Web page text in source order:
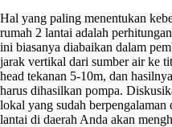
Hal yang paling menentukan
rumah 2 lantai adalah
ini biasanya diabaikan dalam
jarak vertikal dari sumber air ke
head tekanan 5-10m, dan
harus dihasilkan pompa.
lokal yang sudah berpengalaman
lantai di daerah Anda akan